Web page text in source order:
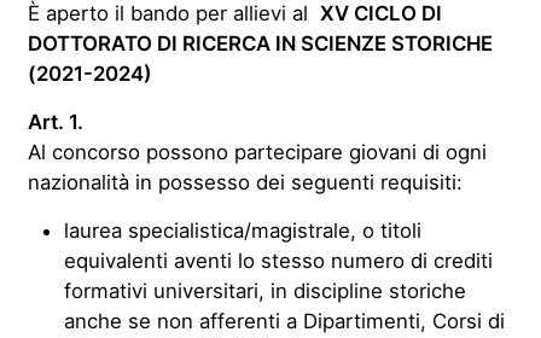
È aperto il bando per allievi al XV CICLO DI
DOTTORATO DI RICERCA IN SCIENZE STORICHE
(2021-2024)
Art. 1.
Al concorso possono partecipare giovani di ogni
nazionalità in possesso dei seguenti requisiti:
laurea specialistica/magistrale, o titoli
equivalenti aventi lo stesso numero di crediti
formativi universitari, in discipline storiche
anche se non afferenti a Dipartimenti, Corsi di